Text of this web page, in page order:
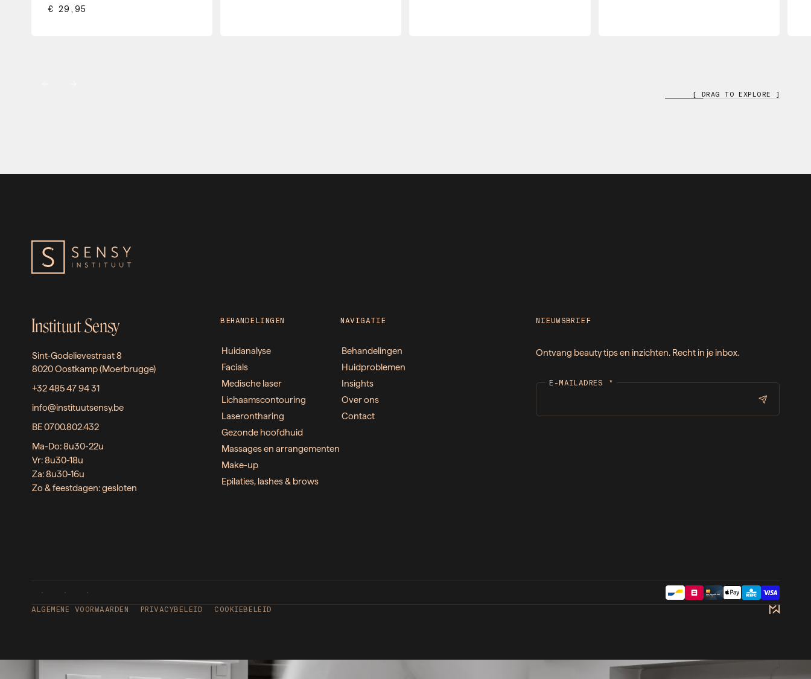
€ 29,95
[ DRAG TO EXPLORE ]
Instituut Sensy
Sint-Godelievestraat 8
8020 Oostkamp (Moerbrugge)
+32 485 47 94 31
info@instituutsensy.be
BE 0700.802.432
Ma-Do: 8u30-22u
Vr: 8u30-18u
Za: 8u30-16u
Zo & feestdagen: gesloten
BEHANDELINGEN
Huidanalyse
Facials
Medische laser
Lichaamscontouring
Laserontharing
Gezonde hoofdhuid
Massages en arrangementen
Make-up
Epilaties, lashes & brows
NAVIGATIE
Behandelingen
Huidproblemen
Insights
Over ons
Contact
NIEUWSBRIEF
Ontvang beauty tips en inzichten. Recht in je inbox.
E-MAILADRES *
ALGEMENE VOORWAARDEN PRIVACYBELEID COOKIEBELEID